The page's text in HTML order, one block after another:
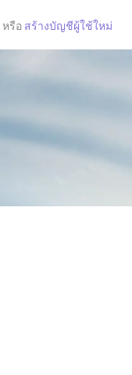
หรือ สร้างบัญชีผู้ใช้ใหม่